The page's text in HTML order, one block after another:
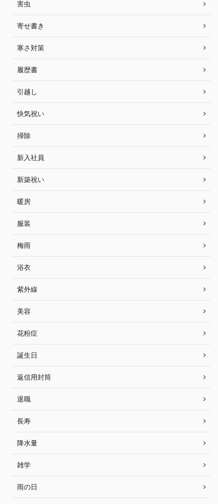
害虫
寄せ書き
寒さ対策
履歴書
引越し
快気祝い
掃除
新入社員
新築祝い
暖房
服装
梅雨
浴衣
紫外線
美容
花粉症
誕生日
返信用封筒
退職
長寿
降水量
雑学
雨の日